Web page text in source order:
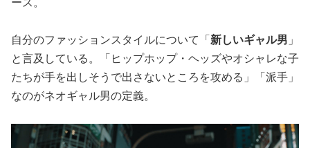
自分のファッションスタイルについて「新しいギャル男 」
と言及している。「ヒップホップ・ヘッズやオシャレな子
たちが手を出しそうで出さないところを攻める」「派手」
なのがネオギャル男の定義。